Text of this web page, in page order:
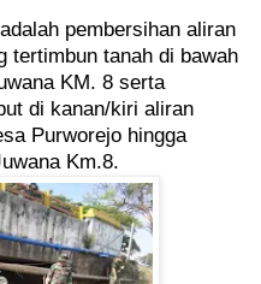
pembersihan aliran
tertimbun tanah di bawah
KM. 8 serta
di kanan/kiri aliran
Purworejo hingga
Km.8.